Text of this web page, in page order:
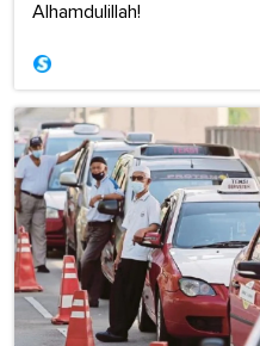
Alhamdulillah!